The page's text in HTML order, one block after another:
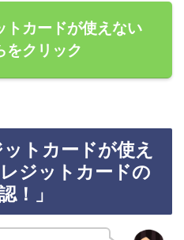
トカードが使えない
をクリック
トカードが使え
ジットカードの
！」